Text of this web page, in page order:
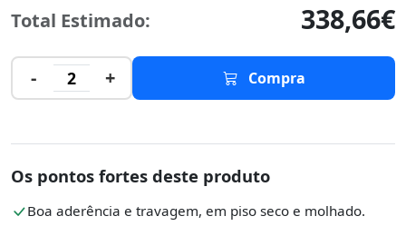
Total Estimado: 338,66€
- 2 + Compra
Os pontos fortes deste produto
Boa aderência e travagem, em piso seco e molhado.